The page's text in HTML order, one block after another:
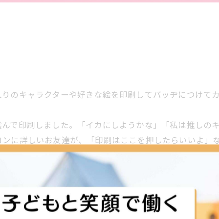
のキャラクターや好きな絵を印刷してバッヂにつけて
で印刷しました。「イカにしようかな」「私は推しの
に詳しいお友達が、「印刷はここを押したらいいよ」
先生、ここに付けて」「写真撮って」と嬉しそうに報
と思います😊